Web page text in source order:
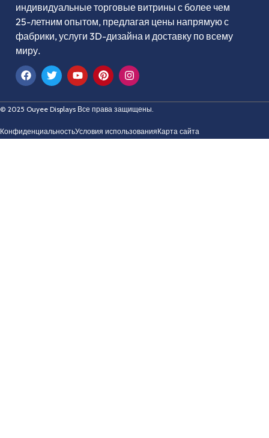
индивидуальные торговые витрины с более чем
25-летним опытом, предлагая цены напрямую с
фабрики, услуги 3D-дизайна и доставку по всему
миру.
© 2025 Ouyee Displays Все права защищены.
КонфиденциальностьУсловия использованияКарта сайта